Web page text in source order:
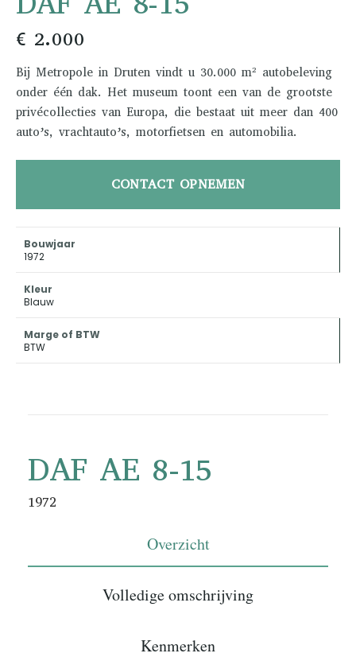
€ 2.000
Bij Metropole in Druten vindt u 30.000 m² autobeleving
onder één dak. Het museum toont een van de grootste
privécollecties van Europa, die bestaat uit meer dan 400
auto’s, vrachtauto’s, motorfietsen en automobilia.
CONTACT OPNEMEN
Bouwjaar
1972
Kleur
Blauw
Marge of BTW
BTW
DAF AE 8-15
1972
Overzicht
Volledige omschrijving
Kenmerken